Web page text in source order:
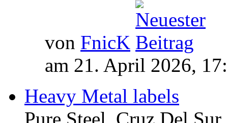
von FnicK
am 21. April 2026,
Heavy Metal labels
Pure Steel, Cruz Del